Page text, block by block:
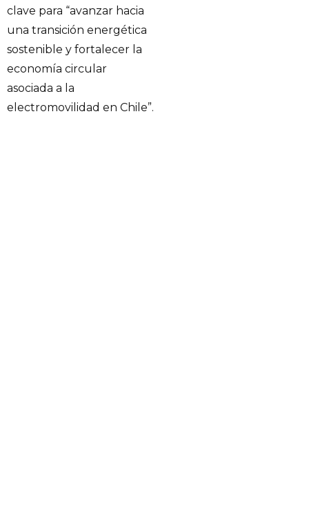
clave para “avanzar hacia
una transición energética
sostenible y fortalecer la
economía circular
asociada a la
electromovilidad en Chile”.